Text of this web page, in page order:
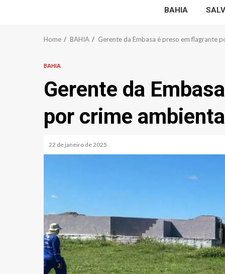
BAHIA
Home BAHIA Gerente da Embasa é preso em flagrante
BAHIA
Gerente da
por crime
22 de janeiro de 2025